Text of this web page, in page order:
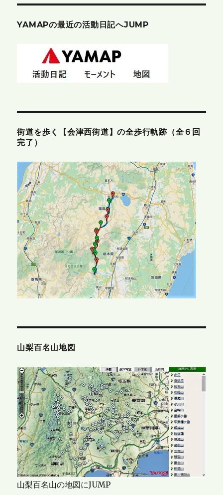
YAMAPの最近の活動日記へJUMP
街道を歩く【会津西街道】の全歩行軌跡（全６回
完了）
山梨百名山地図
山梨百名山の地図にJUMP